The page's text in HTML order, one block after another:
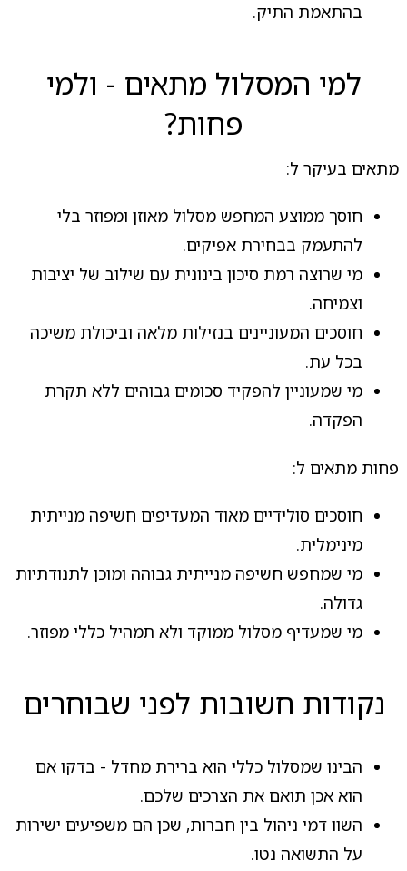
בהתאמת התיק.
למי המסלול מתאים - ולמי
פחות?
מתאים בעיקר ל:
חוסך ממוצע המחפש מסלול מאוזן ומפוזר בלי
להתעמק בבחירת אפיקים.
מי שרוצה רמת סיכון בינונית עם שילוב של יציבות
וצמיחה.
חוסכים המעוניינים בנזילות מלאה וביכולת משיכה
בכל עת.
מי שמעוניין להפקיד סכומים גבוהים ללא תקרת
הפקדה.
פחות מתאים ל:
חוסכים סולידיים מאוד המעדיפים חשיפה מנייתית
מינימלית.
מי שמחפש חשיפה מנייתית גבוהה ומוכן לתנודתיות
גדולה.
מי שמעדיף מסלול ממוקד ולא תמהיל כללי מפוזר.
נקודות חשובות לפני שבוחרים
הבינו שמסלול כללי הוא ברירת מחדל - בדקו אם
הוא אכן תואם את הצרכים שלכם.
השוו דמי ניהול בין חברות, שכן הם משפיעים ישירות
על התשואה נטו.